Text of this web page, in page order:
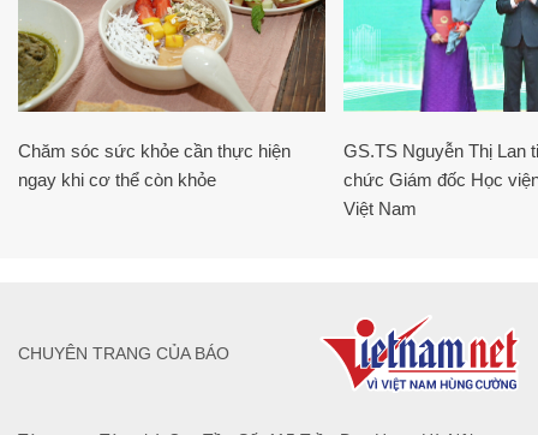
Chăm sóc sức khỏe cần thực hiện
ngay khi cơ thể còn khỏe
GS.TS Nguyễn Thị Lan
chức Giám đốc Học
Việt Nam
CHUYÊN TRANG CỦA BÁO